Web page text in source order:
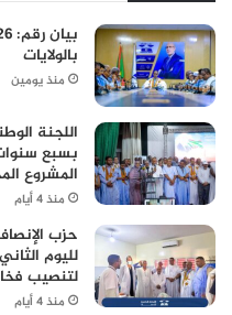
بالولايات
منذ يومين
اللجنة
بسبع
المشروع
منذ 4 أيام
حزب
لليوم
لتنصيب
منذ 4 أيام